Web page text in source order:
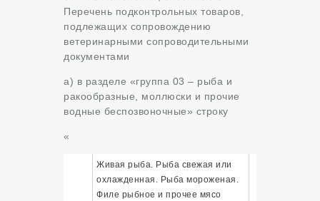
Перечень подконтрольных товаров,
подлежащих сопровождению
ветеринарными сопроводительными
документами
а) в разделе «группа 03 – рыба и
ракообразные, моллюски и прочие
водные беспозвоночные» строку
«
Живая рыба. Рыба свежая или
охлажденная. Рыба мороженая.
Филе рыбное и прочее мясо